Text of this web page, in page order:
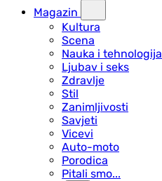
Magazin
Kultura
Scena
Nauka i tehnologija
Ljubav i seks
Zdravlje
Stil
Zanimljivosti
Savjeti
Vicevi
Auto-moto
Porodica
Pitali smo...